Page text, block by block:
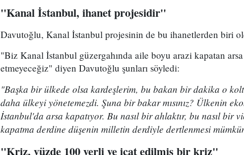
''Kanal İstanbul, ihanet projesidir''
Davutoğlu, Kanal İstanbul projesinin de bu ihanetlerden biri
"Biz Kanal İstanbul güzergahında aile boyu arazi kapatan
etmeyeceğiz" diyen Davutoğlu şunları söyledi:
"Başka bir ülkede olsa kardeşlerim, bu bakan bir dakika o
daha ülkeyi yönetemezdi. Şuna bir bakar mısınız? Ülkenin
İstanbul'da arsa kapatıyor. Bu nasıl bir ahlaktır, bu nasıl bir
kapatma derdine düşenin milletin derdiyle dertlenmesi
"Kriz, yüzde 100 yerli ve icat edilmiş bir kriz"